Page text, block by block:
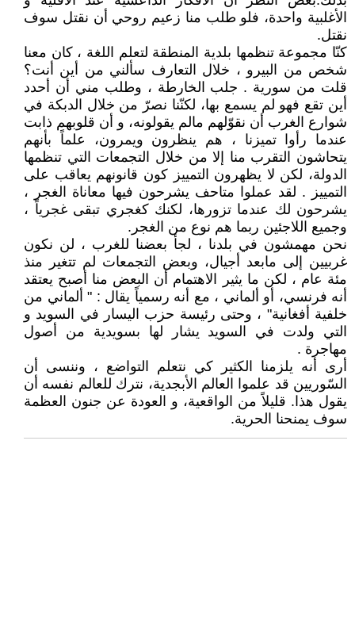
الأغلبية واحدة، فلو طلب منا زعيم روحي أن نقتل سوف
نقتل.
كنّا مجموعة تنظمها بلدية المنطقة لتعلم اللغة ، كان معنا
شخص من البيرو ، خلال التعارف سألني من أين أنت؟
قلت من سورية . جلب الخارطة ، وطلب مني أن أحدد
أين تقع فهو لم يسمع بها، لكنّنا نصرّ من خلال الدبكة في
شوارع الغرب أن نقوّلهم مالم يقولونه، و أن قلوبهم ذابت
عندما رأوا تميزنا ، هم ينظرون ويمرون، علماً بأنهم
يتحاشون التقرب منا إلا من خلال التجمعات التي تنظمها
الدولة، لكن لا يظهرون التمييز كون قانونهم يعاقب على
التمييز . لقد عملوا متاحف يشرحون فيها معاناة الغجر ،
يشرحون لك عندما تزورها، لكنك كغجري تبقى غجرياً ،
وجميع اللاجئين ربما هم نوع من الغجر.
نحن مهمشون في بلدنا ، لجأ بعضنا للغرب ، لن نكون
غربيين إلى مابعد أجيال، وبعض التجمعات لم تتغير منذ
مئة عام ، لكن ما يثير الاهتمام أن البعض منا أصبح يعتقد
أنه فرنسي، أو ألماني ، مع أنه رسمياً يقال : " ألماني من
خلفية أفغانية" ، وحتى رئيسة حزب اليسار في السويد و
التي ولدت في السويد يشار لها بسويدية من أصول
مهاجرة .
أرى أنه يلزمنا الكثير كي نتعلم التواضع ، وننسى أن
السّوريين قد علموا العالم الأبجدية، نترك للعالم نفسه أن
يقول هذا. قليلاً من الواقعية، و العودة عن جنون العظمة
سوف يمنحنا الحرية.